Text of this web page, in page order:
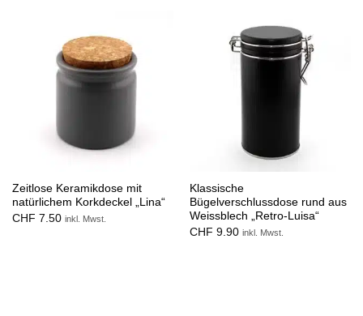
Zeitlose Keramikdose mit
natürlichem Korkdeckel „Lina“
CHF 7.50 inkl. Mwst.
Klassische
Bügelverschlussdose rund aus
Weissblech „Retro-Luisa“
CHF 9.90 inkl. Mwst.